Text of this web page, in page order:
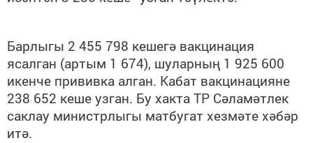
Барлыгы 2 455 798 кешегә вакцинация
ясалган (артым 1 674), шуларның 1 925 600
икенче прививка алган. Кабат вакцинацияне
238 652 кеше узган. Бу хакта ТР Сәламәтлек
саклау министрлыгы матбугат хезмәте хәбәр
итә.